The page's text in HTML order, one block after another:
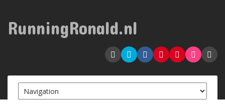
RunningRonald.nl